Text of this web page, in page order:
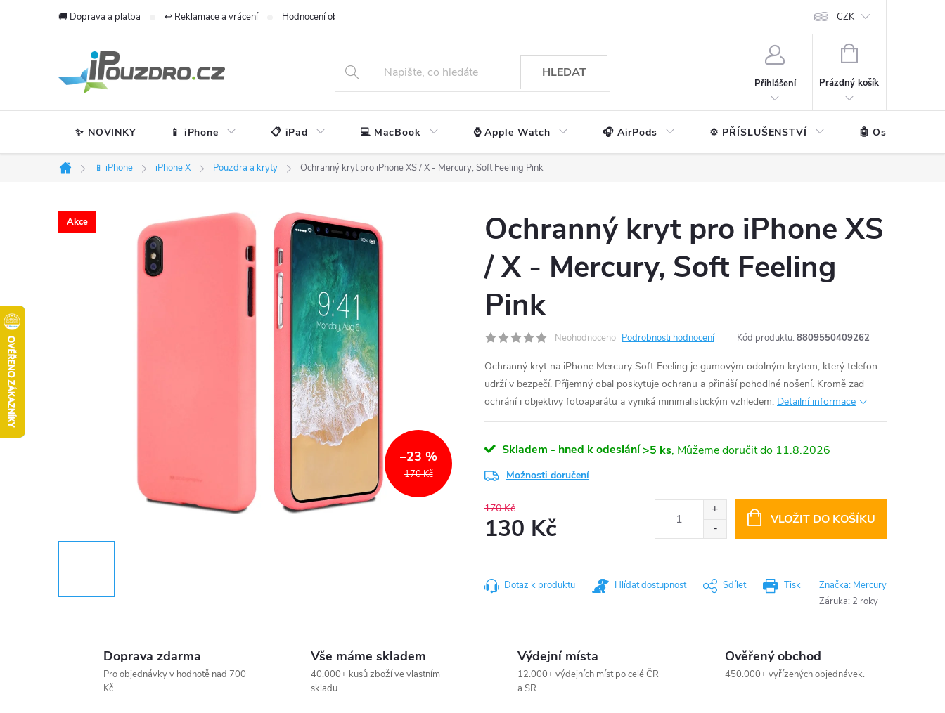
🚚 Doprava a platba ↩️ Reklamace a vrácení Hodnocení obchodu CZK
HLEDAT
Přihlášení
NÁKUPNÍ
Prázdný košík
✨ NOVINKY 📱 iPhone 📋 iPad 💻 MacBook ⌚ Apple Watch 🎧 AirPods ⚙️ PŘÍSLUŠENSTVÍ 🤖 Ostatní
Domů
📱 iPhone iPhone X Pouzdra a kryty Ochranný kryt pro iPhone XS / X - Mercury, Soft Feeling Pink
Akce
170 Kč
–23 %
Ochranný kryt pro iPhone XS
/ X - Mercury, Soft Feeling
Pink
Neohodnoceno Podrobnosti hodnocení Kód produktu: 8809550409262
Ochranný kryt na iPhone Mercury Soft Feeling je gumovým odolným krytem, který telefon
udrží v bezpečí. Příjemný obal poskytuje ochranu a přináší pohodlné nošení. Kromě zad
ochrání i objektivy fotoaparátu a vyniká minimalistickým vzhledem. Detailní informace
Skladem - hned k odeslání>5 ks 11.8.2026
Možnosti doručení
170 Kč
130 Kč
cena:
VLOŽIT DO KOŠÍKU
Tisk
Dotaz k produktu Hlídat dostupnost Sdílet Značka: Mercury
Záruka: 2 roky
Doprava zdarma
Pro objednávky v hodnotě nad 700
Kč.
Vše máme skladem
40.000+ kusů zboží ve vlastním
skladu.
Výdejní místa
12.000+ výdejních míst po celé ČR
a SR.
Ověřený obchod
450.000+ vyřízených objednávek.